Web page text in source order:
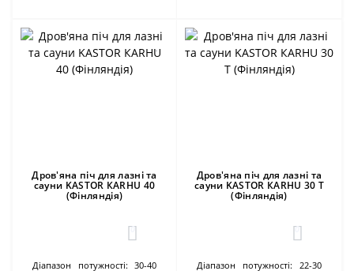
Дров'яна піч для лазні та
сауни KASTOR КARHU 40
(Фінляндія)
0
Діапазон потужності: 30-40
Дров'яна піч для лазні та
сауни KASTOR КARHU 30 T
(Фінляндія)
0
Діапазон потужності:
22-30